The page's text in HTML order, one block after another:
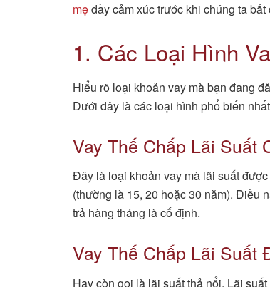
mẹđầy cảm xúc trước khi chúng ta
1. Các Loại Hình
Hiểu rõ loại khoản vay mà bạn đang
Dưới đây là các loại hình phổ biến
Vay Thế Chấp Lãi Suất
Đây là loại khoản vay mà lãi suất
(thường là 15, 20 hoặc 30 năm). Điều
trả hàng tháng là cố định.
Vay Thế Chấp Lãi Suất
Hay còn gọi là lãi suất thả nổi. Lãi